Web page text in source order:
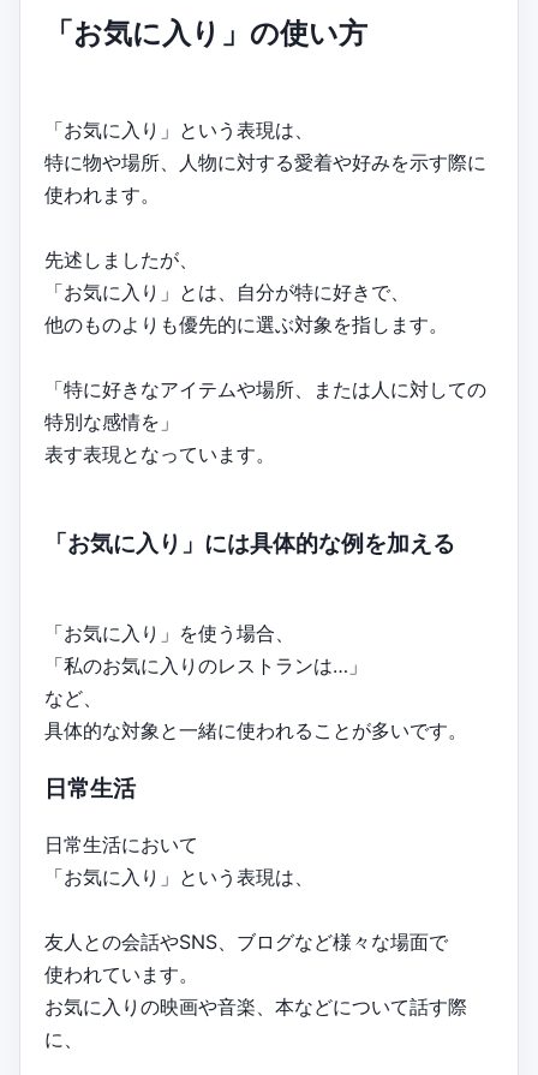
「お気に入り」の使い方
「お気に入り」という表現は、
特に物や場所、人物に対する愛着や好みを示す際に
使われます。
先述しましたが、
「お気に入り」とは、自分が特に好きで、
他のものよりも優先的に選ぶ対象を指します。
「特に好きなアイテムや場所、または人に対しての
特別な感情を」
表す表現となっています。
「お気に入り」には具体的な例を加える
「お気に入り」を使う場合、
「私のお気に入りのレストランは…」
など、
具体的な対象と一緒に使われることが多いです。
日常生活
日常生活において
「お気に入り」という表現は、
友人との会話やSNS、ブログなど様々な場面で
使われています。
お気に入りの映画や音楽、本などについて話す際
に、